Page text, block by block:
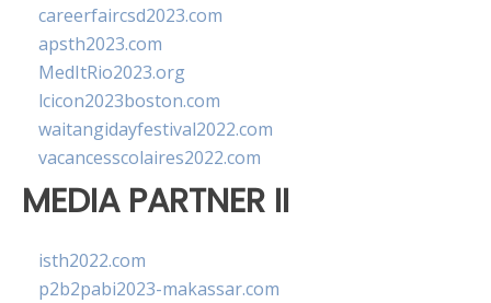
careerfaircsd2023.com
apsth2023.com
MedItRio2023.org
lcicon2023boston.com
waitangidayfestival2022.com
vacancesscolaires2022.com
MEDIA PARTNER II
isth2022.com
p2b2pabi2023-makassar.com